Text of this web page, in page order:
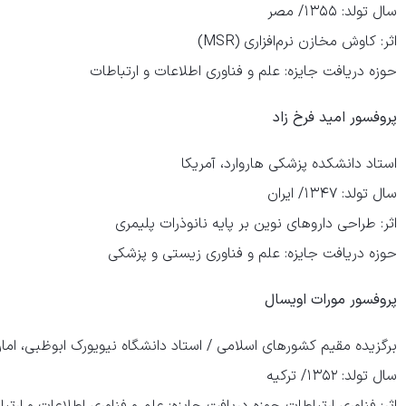
سال تولد: ۱۳۵۵/ مصر
اثر: کاوش مخازن نرم‌افزاری (MSR)
حوزه دریافت جایزه: علم و فناوری اطلاعات و ارتباطات
پروفسور امید فرخ زاد
استاد دانشکده پزشکی هاروارد، آمریکا
سال تولد: ۱۳۴۷/ ایران
اثر: طراحی دارو‌های نوین بر پایه نانوذرات پلیمری
حوزه دریافت جایزه: علم و فناوری زیستی و پزشکی
پروفسور مورات اویسال
برگزیده مقیم کشور‌های اسلامی / استاد دانشگاه نیویورک ابوظبی،
سال تولد: ۱۳۵۲/ ترکیه